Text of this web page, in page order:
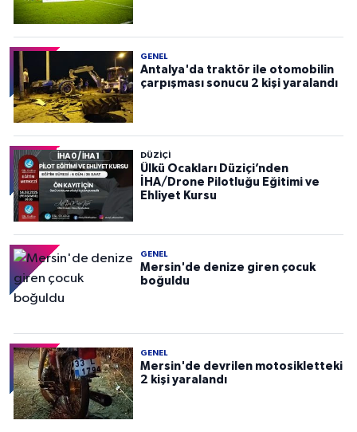
GENEL
Antalya'da traktör ile otomobilin
çarpışması sonucu 2 kişi yaralandı
DÜZIÇI
Ülkü Ocakları Düziçi’nden
İHA/Drone Pilotluğu Eğitimi ve
Ehliyet Kursu
GENEL
Mersin'de denize giren çocuk
boğuldu
GENEL
Mersin'de devrilen motosikletteki
2 kişi yaralandı